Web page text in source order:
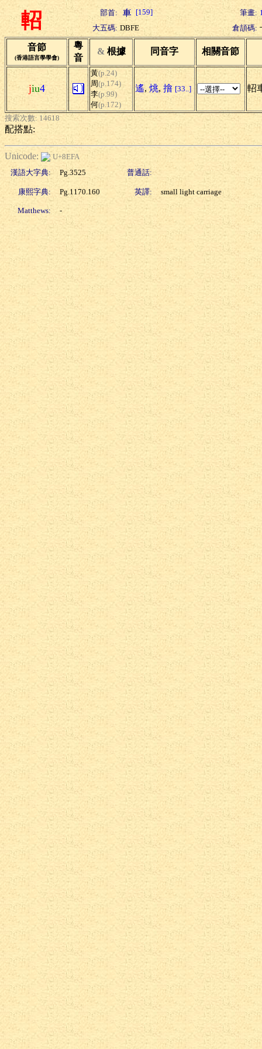
軺 部首: [159] 筆畫:
大五碼: DBFE 倉頡碼:
音節
(香港語言學學會)
粵
音
& 根據 同音字 相關音節
jiu4
黃(p.24)
周(p.174)
李(p.99)
何(p.172)
遙, 烑, 摿 [33..] 軺
搜索次數: 14618
配搭點:
Unicode:
U+8EFA
漢語大字典:
Pg.3525 普通話:
康熙字典: Pg.1170.160 英譯: small light carriage
Matthews: -